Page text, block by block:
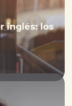
inglés: los